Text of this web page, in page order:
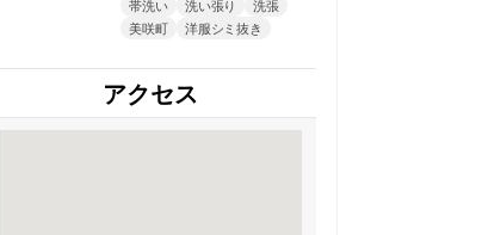
帯洗い
洗い張り
洗張
美咲町
洋服シミ抜き
アクセス